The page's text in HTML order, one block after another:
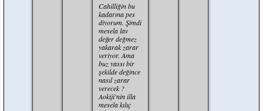
Cahilliğin bu
kadarına pes
diyorum. Şimdi
mesela lav
değer değmez
yakarak zarar
veriyor. Ama
buz yassı bir
şekilde değince
nasıl zarar
verecek ?
Aokiji'nin illa
mesela kılıç